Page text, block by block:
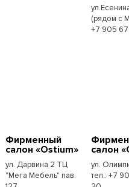
(рядом с
+7 905
Фирменный
салон «Ostium»
ул. Дарвина 2 ТЦ
"Мега Мебель" пав.
салон
ул.
тел.: +7